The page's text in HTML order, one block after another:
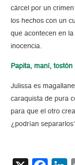
cárcel por un
los hechos con un
que acontecen en
inocencia.
Papita, maní, tostón
Julissa es
caraquista de pura
para que el otro
¿podrían